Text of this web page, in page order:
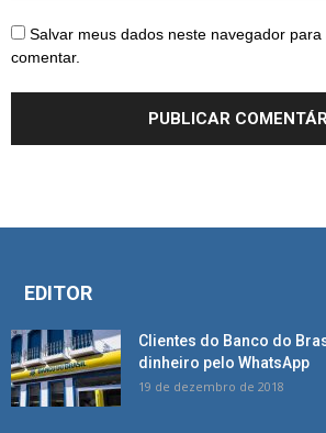
Salvar meus dados neste navegador
comentar.
EDITOR
Clientes do Banco do
dinheiro pelo WhatsApp
19 de dezembro de 2018